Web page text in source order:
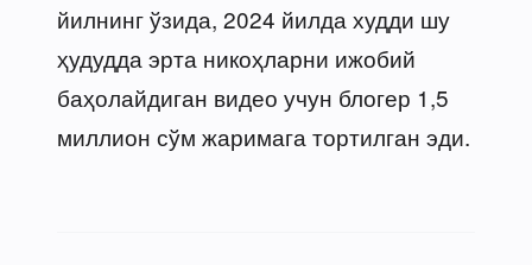
йилнинг ўзида, 2024 йилда худди шу
ҳудудда эрта никоҳларни ижобий
баҳолайдиган видео учун блогер 1,5
миллион сўм жаримага тортилган эди.